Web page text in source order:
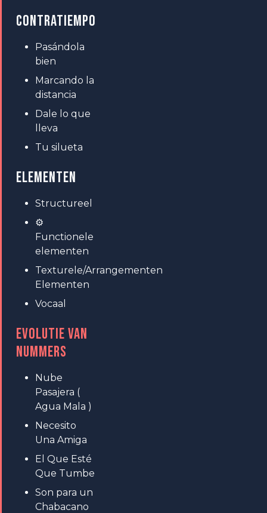
CONTRATIEMPO
Pasándola
bien
Marcando la
distancia
Dale lo que
lleva
Tu silueta
ELEMENTEN
Structureel
⚙
Functionele
elementen
Texturele/Arrangementen
Elementen
Vocaal
EVOLUTIE VAN
NUMMERS
Nube
Pasajera (
Agua Mala )
Necesito
Una Amiga
El Que Esté
Que Tumbe
Son para un
Chabacano